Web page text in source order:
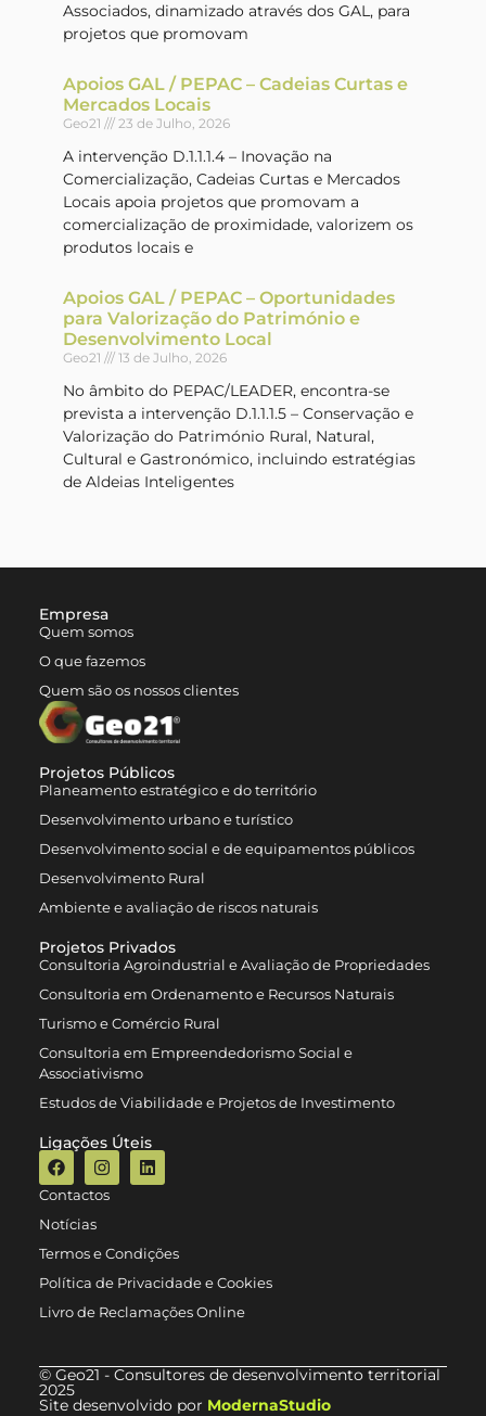
Associados, dinamizado através dos GAL, para
projetos que promovam
Apoios GAL / PEPAC – Cadeias Curtas e
Mercados Locais
Geo21 23 de Julho, 2026
A intervenção D.1.1.1.4 – Inovação na
Comercialização, Cadeias Curtas e Mercados
Locais apoia projetos que promovam a
comercialização de proximidade, valorizem os
produtos locais e
Apoios GAL / PEPAC – Oportunidades
para Valorização do Património e
Desenvolvimento Local
Geo21 13 de Julho, 2026
No âmbito do PEPAC/LEADER, encontra-se
prevista a intervenção D.1.1.1.5 – Conservação e
Valorização do Património Rural, Natural,
Cultural e Gastronómico, incluindo estratégias
de Aldeias Inteligentes
Empresa
Quem somos
O que fazemos
Quem são os nossos clientes
Projetos Públicos
Planeamento estratégico e do território
Desenvolvimento urbano e turístico
Desenvolvimento social e de equipamentos públicos
Desenvolvimento Rural
Ambiente e avaliação de riscos naturais
Projetos Privados
Consultoria Agroindustrial e Avaliação de Propriedades
Consultoria em Ordenamento e Recursos Naturais
Turismo e Comércio Rural
Consultoria em Empreendedorismo Social e
Associativismo
Estudos de Viabilidade e Projetos de Investimento
Ligações Úteis
Contactos
Notícias
Termos e Condições
Política de Privacidade e Cookies
Livro de Reclamações Online
© Geo21 - Consultores de desenvolvimento territorial
2025
Site desenvolvido por ModernaStudio